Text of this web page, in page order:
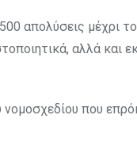
απολύσεις μέχρι
αλλά και
που